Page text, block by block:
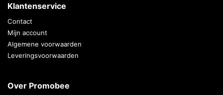
Klantenservice
Contact
Mijn account
Algemene voorwaarden
Leveringsvoorwaarden
Over Promobee